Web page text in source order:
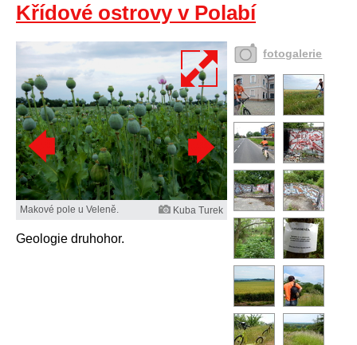
Křídové ostrovy v Polabí
Makové pole u Veleně. Kuba Turek
Geologie druhohor.
fotogalerie